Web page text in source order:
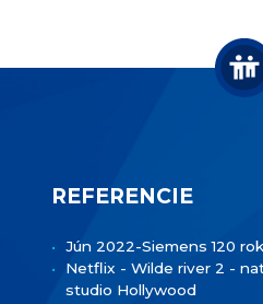
REFERENCIE
Jún 2022-Siemens 120
Netflix - Wilde river 2 -
studio Hollywood